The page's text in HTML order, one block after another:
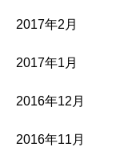
2017年2月
2017年1月
2016年12月
2016年11月